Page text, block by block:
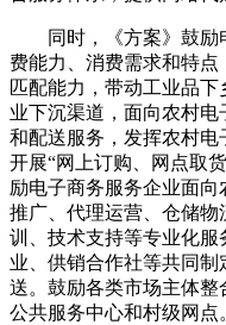
同时，《方案》鼓励
费能力、消费需求和特
匹配能力，带动工业品
业下沉渠道，面向农村
和配送服务，发挥农村电
开展“网上订购、网点取
励电子商务服务企业面
推广、代理运营、仓储
训、技术支持等专业化
业、供销合作社等共同
送。鼓励各类市场主体
公共服务中心和村级网